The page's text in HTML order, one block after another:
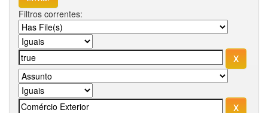
Filtros correntes: